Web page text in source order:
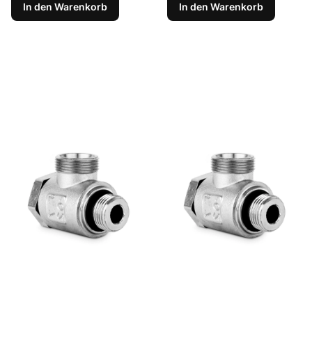
In den Warenkorb In den Warenkorb